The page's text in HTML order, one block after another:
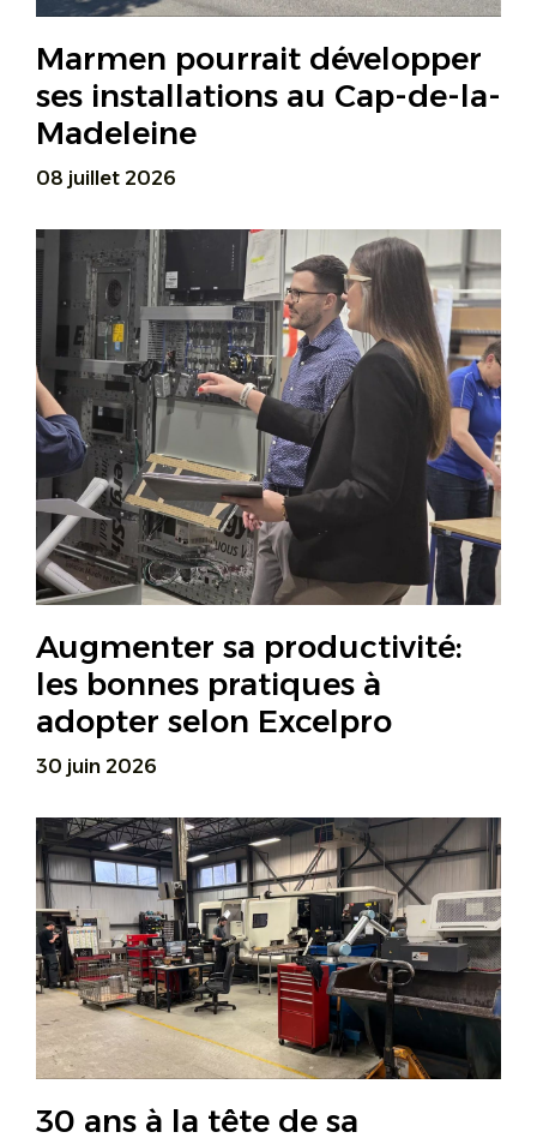
Marmen pourrait développer
ses installations au Cap-de-la-
Madeleine
08 juillet 2026
Augmenter sa productivité:
les bonnes pratiques à
adopter selon Excelpro
30 juin 2026
30 ans à la tête de sa